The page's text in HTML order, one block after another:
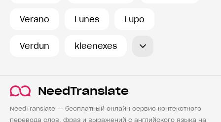
Verano Lunes Lupo
Verdun kleenexes
NeedTranslate
NeedTranslate — бесплатный онлайн сервис контекстного
перевода слов, фраз и выражений с английского языка на